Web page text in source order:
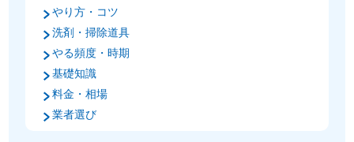
やり方・コツ
洗剤・掃除道具
やる頻度・時期
基礎知識
料金・相場
業者選び